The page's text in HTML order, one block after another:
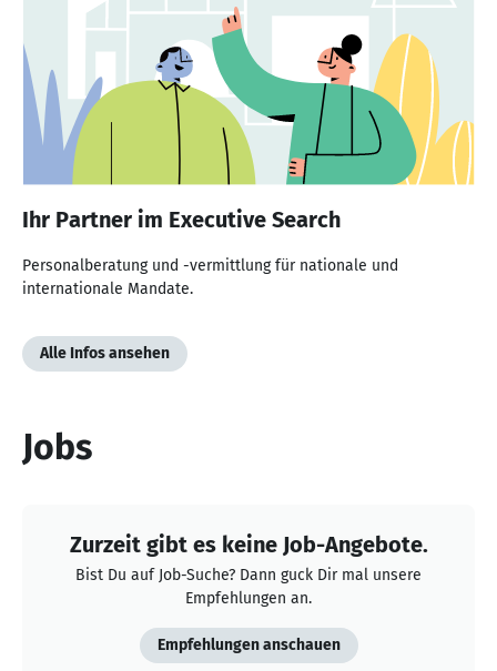
Ihr Partner im Executive Search
Personalberatung und -vermittlung für nationale und
internationale Mandate.
Alle Infos ansehen
Jobs
Zurzeit gibt es keine Job-Angebote.
Bist Du auf Job-Suche? Dann guck Dir mal unsere
Empfehlungen an.
Empfehlungen anschauen